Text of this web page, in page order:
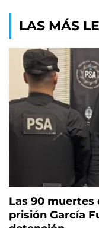
LAS MÁS
Las 90
prisión García